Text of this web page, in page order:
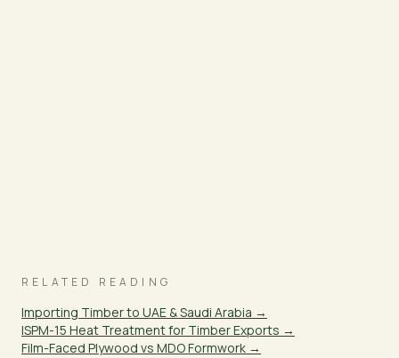
RELATED READING
Importing Timber to UAE & Saudi Arabia →
ISPM-15 Heat Treatment for Timber Exports →
Film-Faced Plywood vs MDO Formwork →